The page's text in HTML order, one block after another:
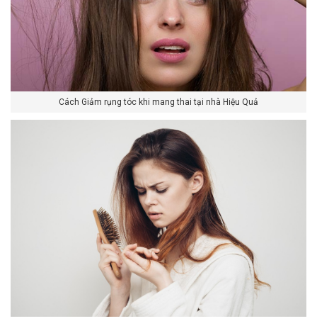
Cách Giảm rụng tóc khi mang thai tại nhà Hiệu Quả